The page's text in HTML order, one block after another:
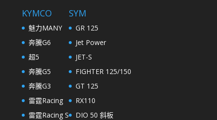
KYMCO
魅力MANY
奔騰G6
超5
奔騰G5
奔騰G3
雷霆Racing
雷霆Racing S
SYM
GR 125
Jet Power
JET-S
FIGHTER 125/150
GT 125
RX110
DIO 50 斜板